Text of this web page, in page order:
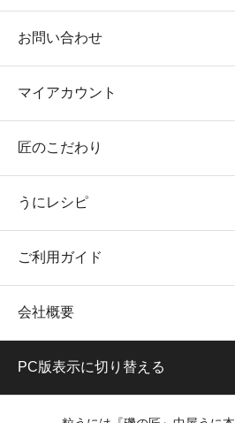
お問い合わせ
マイアカウント
匠のこだわり
うにレシピ
ご利用ガイド
会社概要
PC版表示に切り替える